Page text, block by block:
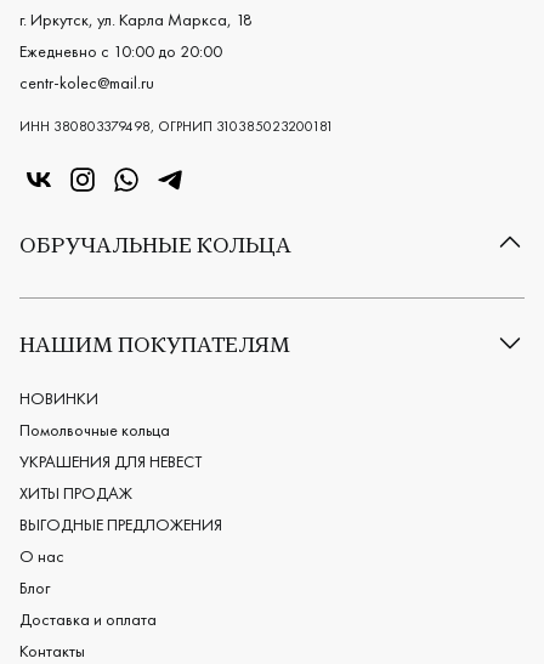
г. Иркутск, ул. Карла Маркса, 18
Ежедневно с 10:00 до 20:00
centr-kolec@mail.ru
ИНН 380803379498, ОГРНИП 310385023200181
«Центр колец» в VK
«Центр колец» в Instagram
«Центр колец» в Whatsapp
«Центр колец» в Telegram
ОБРУЧАЛЬНЫЕ КОЛЬЦА
Все обручальные кольца
Европейские обручальные кольца
Мужские обручальные кольца
Женские обручальные кольца
Обручальные кольца из платины
Дизайнерские обручальные кольца
Черные обручальные кольца
НАШИМ ПОКУПАТЕЛЯМ
НОВИНКИ
Помолвочные кольца
УКРАШЕНИЯ ДЛЯ НЕВЕСТ
ХИТЫ ПРОДАЖ
ВЫГОДНЫЕ ПРЕДЛОЖЕНИЯ
О нас
Блог
Доставка и оплата
Контакты